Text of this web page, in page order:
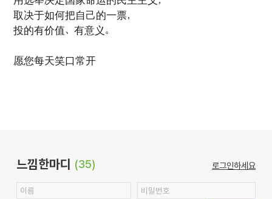
取决于如何把自己的一票，
投的有价值、有意义。
愿您每天笑口常开
느낌한마디 (35) 로그인하세요